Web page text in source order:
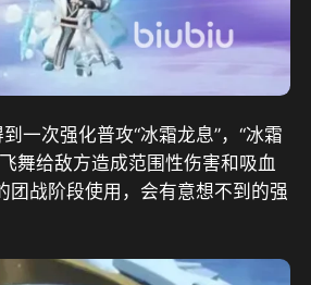
一次强化普攻“冰霜龙息”，“冰霜
舞给敌方造成范围性伤害和吸血
团战阶段使用，会有意想不到的强